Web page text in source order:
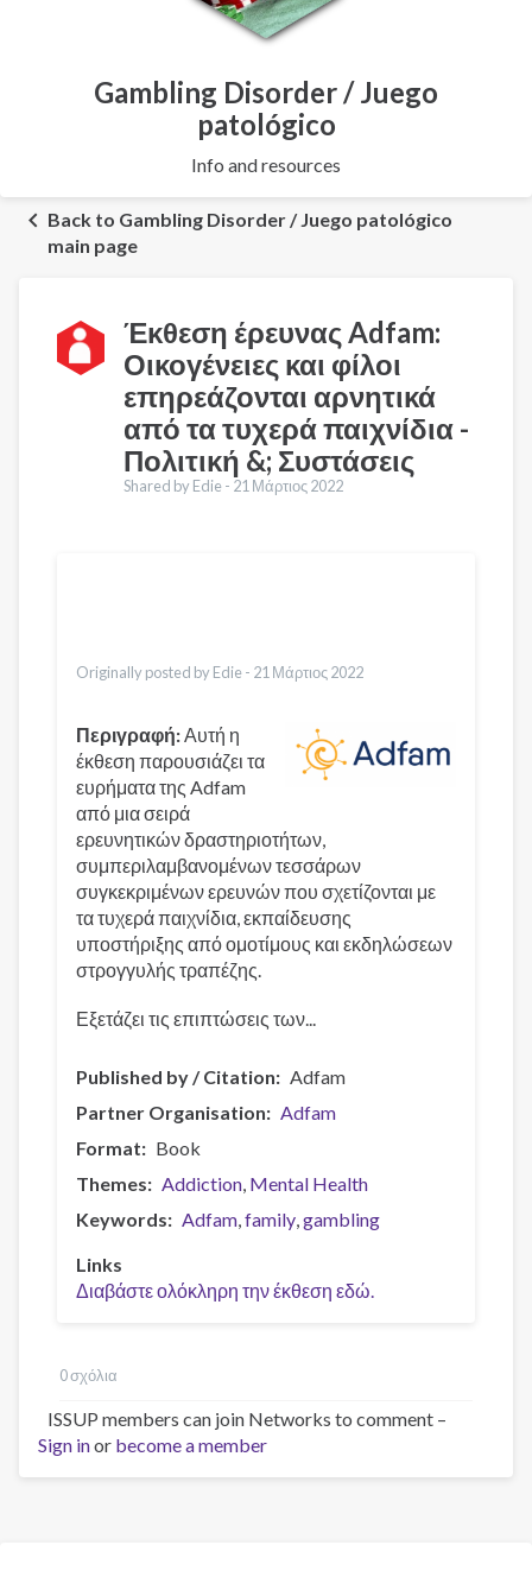
Gambling Disorder / Juego
patológico
Info and resources
Back to Gambling Disorder / Juego patológico
main page
Έκθεση έρευνας Adfam:
Οικογένειες και φίλοι
επηρεάζονται αρνητικά
από τα τυχερά παιχνίδια -
Πολιτική &; Συστάσεις
Shared by Edie - 21 Μάρτιος 2022
Originally posted by Edie - 21 Μάρτιος 2022
Περιγραφή:Αυτή η
έκθεση παρουσιάζει τα
ευρήματα της Adfam
από μια σειρά
ερευνητικών δραστηριοτήτων,
συμπεριλαμβανομένων τεσσάρων
συγκεκριμένων ερευνών που σχετίζονται με
τα τυχερά παιχνίδια, εκπαίδευσης
υποστήριξης από ομοτίμους και εκδηλώσεων
στρογγυλής τραπέζης.
Εξετάζει τις επιπτώσεις των...
Published by / Citation
Adfam
Partner Organisation
Adfam
Format
Book
Themes
Addiction Mental Health
Keywords
Adfam family gambling
Links
Διαβάστε ολόκληρη την έκθεση εδώ.
0 σχόλια
ISSUP members can join Networks to comment –
Sign inor become a member